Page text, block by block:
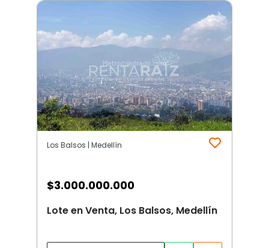
Los Balsos | Medellín
$3.000.000.000
Lote en Venta, Los Balsos, Medellín